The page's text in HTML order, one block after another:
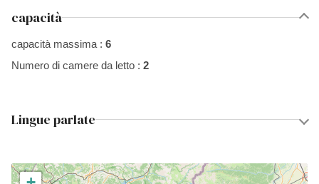
capacità
capacità massima : 6
Numero di camere da letto : 2
Lingue parlate